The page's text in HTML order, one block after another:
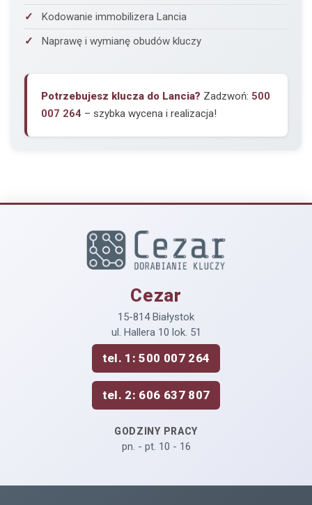
Kodowanie immobilizera Lancia
Naprawę i wymianę obudów kluczy
Potrzebujesz klucza do Lancia? Zadzwoń: 500
007 264 – szybka wycena i realizacja!
Cezar
15-814 Białystok
ul. Hallera 10 lok. 51
tel. 1: 500 007 264
tel. 2: 606 637 807
GODZINY PRACY
pn. - pt. 10 - 16